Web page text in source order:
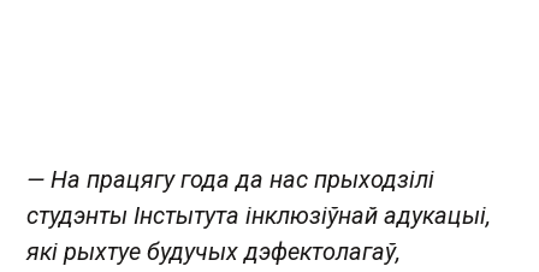
— На працягу года да нас прыходзілі
студэнты Інстытута інклюзіўнай адукацыі,
які рыхтуе будучых дэфектолагаў,